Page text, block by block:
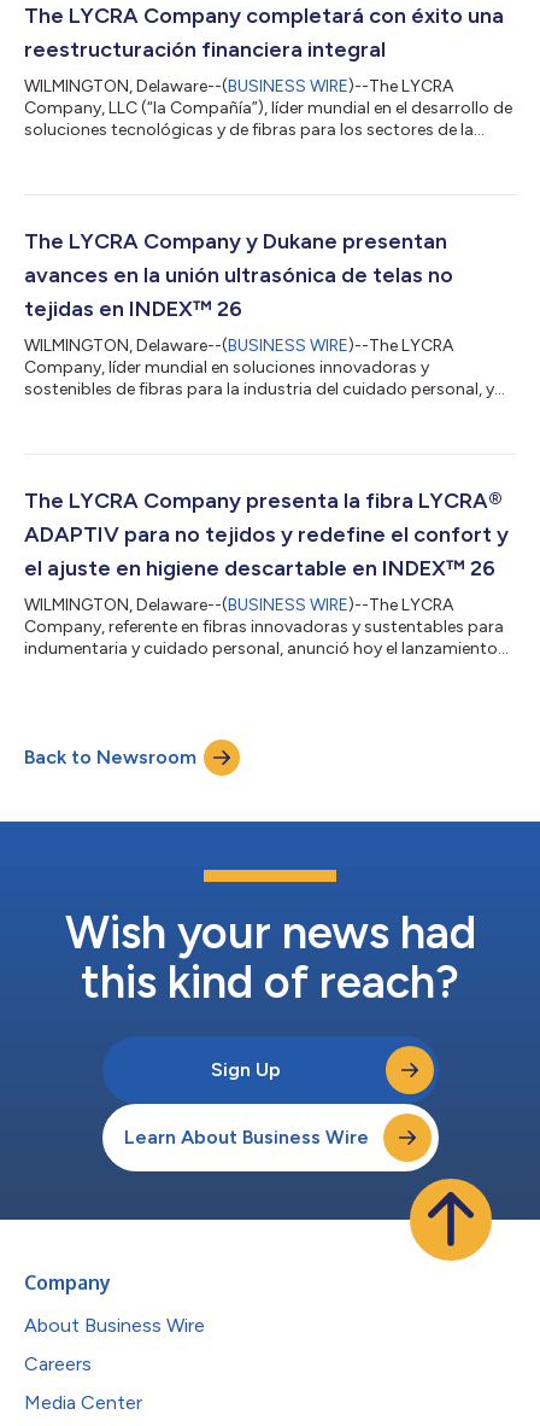
The LYCRA Company completará con éxito una
reestructuración financiera integral
WILMINGTON, Delaware--(BUSINESS WIRE)--The LYCRA
Company, LLC (“la Compañía”), líder mundial en el desarrollo de
soluciones tecnológicas y de fibras para los sectores de la
financiera y saldrá de la protección del Capítulo 11 el 20 de
estructura de capital sólida que le permitirá llevar a cabo su
estrategia de crecimiento mediante la inversi...
The LYCRA Company y Dukane presentan
avances en la unión ultrasónica de telas no
tejidas en INDEX™ 26
WILMINGTON, Delaware--(BUSINESS WIRE)--The LYCRA
Company, líder mundial en soluciones innovadoras y
sostenibles de fibras para la industria del cuidado personal, y
sus últimos avances en unión por ultrasonido, desarrollados en
del 19 al 22 de mayo. Desde 2014, ambas empresas han
colaborado para desarrollar so...
The LYCRA Company presenta la fibra LYCRA®
ADAPTIV para no tejidos y redefine el confort y
el ajuste en higiene descartable en INDEX™ 26
WILMINGTON, Delaware--(BUSINESS WIRE)--The LYCRA
Company, referente en fibras innovadoras y sustentables para
indumentaria y cuidado personal, anunció hoy el lanzamiento
por marcas líderes de indumentaria a nivel mundial, abre una
nueva etapa en confort, ajuste y desempeño para pañales
infantiles, productos de higi...
Back to Newsroom
Wish your news had
this kind of reach?
Sign Up
Learn About Business Wire
Company
About Business Wire
Careers
Media Center